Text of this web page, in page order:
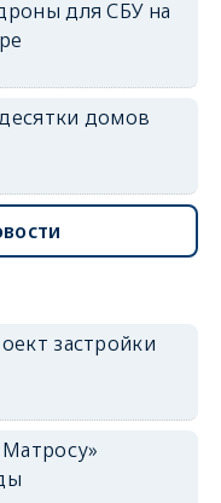
для СБУ на
домов
застройки